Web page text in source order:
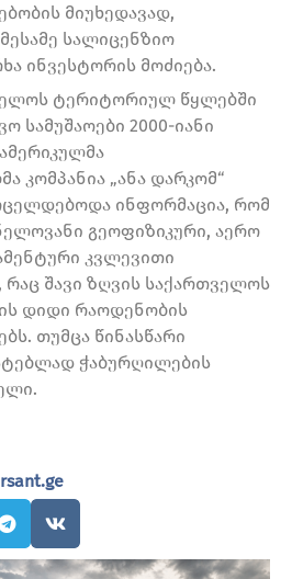
მიუხედავად,
სალიცენზიო
ინვესტორის მოძიება.
ტერიტორიულ წყლებში
სამუშაოები 2000-იანი
კომპანია „ანა დარკომ“
ინფორმაცია, რომ
გეოფიზიკური, აერო
კვლევითი
რაც შავი ზღვის საქართველოს
დიდი რაოდენობის
თუმცა წინასწარი
ჭაბურღილების